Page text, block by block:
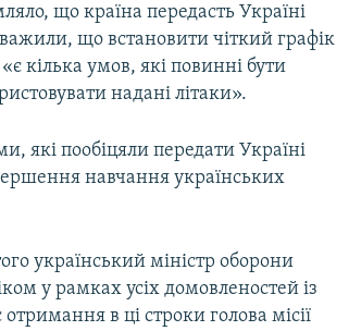
що країна передасть Україні
що встановити чіткий графік
кілька умов, які повинні бути
надані літаки».
які пообіцяли передати Україні
навчання українських
український міністр оборони
у рамках усіх домовленостей із
в ці строки голова місії